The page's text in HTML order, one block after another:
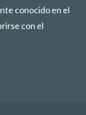
conocido en el
con el